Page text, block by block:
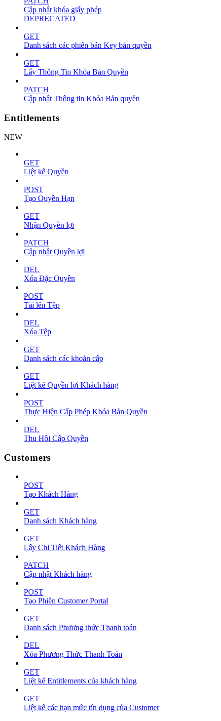
Cập nhật khóa giấy phép
DEPRECATED
GET
Danh sách các phiên bản Key bản quyền
GET
Lấy Thông Tin Khóa Bản Quyền
PATCH
Cập nhật Thông tin Khóa Bản quyền
Entitlements
NEW
GET
Liệt kê Quyền
POST
Tạo Quyền Hạn
GET
Nhận Quyền lợi
PATCH
Cập nhật Quyền lợi
DEL
Xóa Đặc Quyền
POST
Tải lên Tệp
DEL
Xóa Tệp
GET
Danh sách các khoản cấp
GET
Liệt kê Quyền lợi Khách hàng
POST
Thực Hiện Cấp Phép Khóa Bản Quyền
DEL
Thu Hồi Cấp Quyền
Customers
POST
Tạo Khách Hàng
GET
Danh sách Khách hàng
GET
Lấy Chi Tiết Khách Hàng
PATCH
Cập nhật Khách hàng
POST
Tạo Phiên Customer Portal
GET
Danh sách Phương thức Thanh toán
DEL
Xóa Phương Thức Thanh Toán
GET
Liệt kê Entitlements của khách hàng
GET
Liệt kê các hạn mức tín dụng của Customer